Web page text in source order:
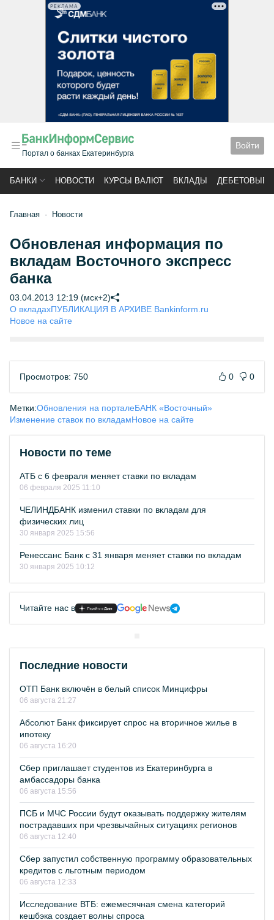
РЕКЛАМА
Портал о банках Екатеринбурга
Войти
БАНКИ НОВОСТИ КУРСЫ ВАЛЮТ ВКЛАДЫ ДЕБЕТОВЫЕ
Главная Новости
Обновленая информация по
вкладам Восточного экспресс
банка
03.04.2013 12:19 (мск+2)
О вкладахПУБЛИКАЦИЯ В АРХИВЕ Bankinform.ru
Новое на сайте
Просмотров: 750 0 0
Метки:Обновления на порталеБАНК «Восточный»
Изменение ставок по вкладамНовое на сайте
Новости по теме
АТБ с 6 февраля меняет ставки по вкладам
06 февраля 2025 11:10
ЧЕЛИНДБАНК изменил ставки по вкладам для
физических лиц
30 января 2025 15:56
Ренессанс Банк с 31 января меняет ставки по вкладам
30 января 2025 10:12
Читайте нас в
Последние новости
ОТП Банк включён в белый список Минцифры
06 августа 21:27
Абсолют Банк фиксирует спрос на вторичное жилье в
ипотеку
06 августа 16:20
Сбер приглашает студентов из Екатеринбурга в
амбассадоры банка
06 августа 15:56
ПСБ и МЧС России будут оказывать поддержку жителям
пострадавших при чрезвычайных ситуациях регионов
06 августа 12:40
Сбер запустил собственную программу образовательных
кредитов с льготным периодом
06 августа 12:33
Исследование ВТБ: ежемесячная смена категорий
кешбэка создает волны спроса